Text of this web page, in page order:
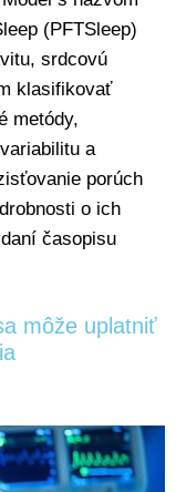
(PFTSleep)
srdcovú
klasifikovať
metódy,
a
porúch
o ich
časopisu
môže uplatniť